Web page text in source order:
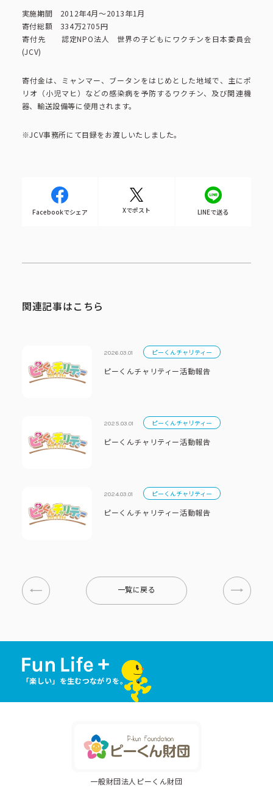
公式アカウント一覧
サイトマップ
実施期間 2012年4月～2013年1月
寄付総額 334万2705円
寄付先 認定NPO法人 世界の子どもにワクチンを日本委員会
(JCV)
寄付金は、ミャンマー、ブータンをはじめとした地域で、主にポ
リオ（小児マヒ）などの感染病を予防するワクチン、及び関連機
器、輸送設備等に使用されます。
※JCV事務所にて目録をお渡しいたしました。
Facebookでシェア Xでポスト LINEで送る
関連記事はこちら
2026.03.01 ピーくんチャリティー
ピーくんチャリティー活動報告
2025.03.01 ピーくんチャリティー
ピーくんチャリティー活動報告
2024.03.01 ピーくんチャリティー
ピーくんチャリティー活動報告
一覧に戻る
「楽しい」を生むつながりを。
一般財団法人ピーくん財団